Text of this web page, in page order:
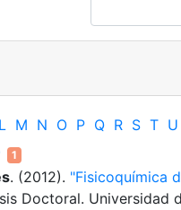
L M N O P Q R S T U
1
. (2012). "Fisicoquímica
Doctoral. Universidad